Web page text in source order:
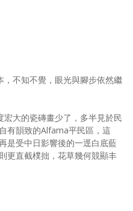
不知不覺，眼光與腳步依然繼
大的瓷磚畫少了，多半見於民
有韻致的Alfama平民區，這
是受中日影響後的一逕白底藍
更直截樸拙，花草幾何競顯丰